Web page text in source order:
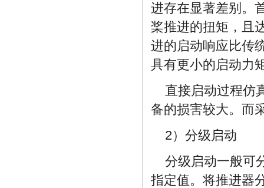
进存在显著差别。
桨推进的扭矩，且
进的启动响应比传
具有更小的启动力
直接启动过程仿
备的损害较大。而
2）分级启动
分级启动一般可
指定值。将推进器